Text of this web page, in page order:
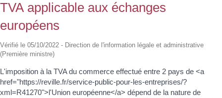
TVA applicable aux échanges
européens
Vérifié le 05/10/2022 - Direction de l'information légale et administrative
(Première ministre)
L'imposition à la TVA du commerce effectué entre 2 pays de <a
href="https://reville.fr/service-public-pour-les-entreprises/?
xml=R41270">l'Union européenne</a> dépend de la nature de